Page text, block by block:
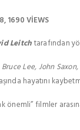
1690 VIEWS
Leitchtarafından
Bruce Lee, John Saxon,
hayatını
filmler